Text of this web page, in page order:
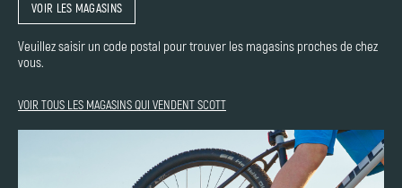
VOIR LES MAGASINS
Veuillez saisir un code postal pour trouver les magasins proches de chez
vous.
VOIR TOUS LES MAGASINS QUI VENDENT SCOTT